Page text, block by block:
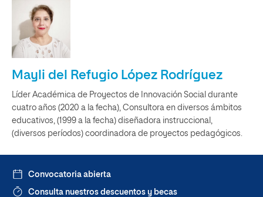
Mayli del Refugio López Rodríguez
Líder Académica de Proyectos de Innovación Social durante
cuatro años (2020 a la fecha), Consultora en diversos ámbitos
educativos, (1999 a la fecha) diseñadora instruccional,
(diversos períodos) coordinadora de proyectos pedagógicos.
Convocatoria abierta
Consulta nuestros descuentos y becas